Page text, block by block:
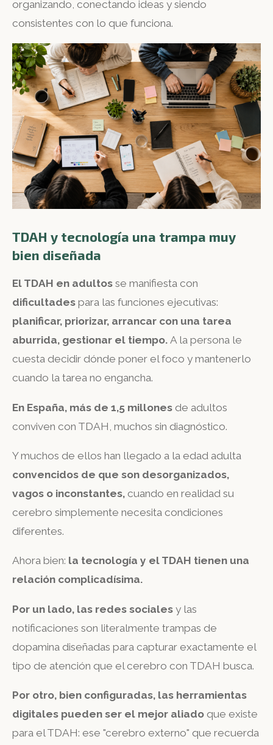
organizando, conectando ideas y siendo
consistentes con lo que funciona.
TDAH y tecnología una trampa muy
bien diseñada
El TDAH en adultos se manifiesta con
dificultades para las funciones ejecutivas:
planificar, priorizar, arrancar con una tarea
aburrida, gestionar el tiempo. A la persona le
cuesta decidir dónde poner el foco y mantenerlo
cuando la tarea no engancha.
En España, más de 1,5 millones de adultos
conviven con TDAH, muchos sin diagnóstico.
Y muchos de ellos han llegado a la edad adulta
convencidos de que son desorganizados,
vagos o inconstantes, cuando en realidad su
cerebro simplemente necesita condiciones
diferentes.
Ahora bien: la tecnología y el TDAH tienen una
relación complicadísima.
Por un lado, las redes sociales y las
notificaciones son literalmente trampas de
dopamina diseñadas para capturar exactamente el
tipo de atención que el cerebro con TDAH busca.
Por otro, bien configuradas, las herramientas
digitales pueden ser el mejor aliado que existe
para el TDAH: ese "cerebro externo" que recuerda